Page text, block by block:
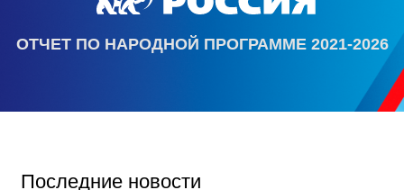
ОТЧЕТ ПО НАРОДНОЙ ПРОГРАММЕ 2021-2026
Последние новости